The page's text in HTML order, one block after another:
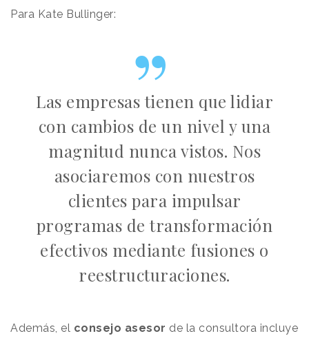
Para Kate Bullinger:
Las empresas tienen que lidiar
con cambios de un nivel y una
magnitud nunca vistos. Nos
asociaremos con nuestros
clientes para impulsar
programas de transformación
efectivos mediante fusiones o
reestructuraciones.
Además, el consejo asesor de la consultora incluye